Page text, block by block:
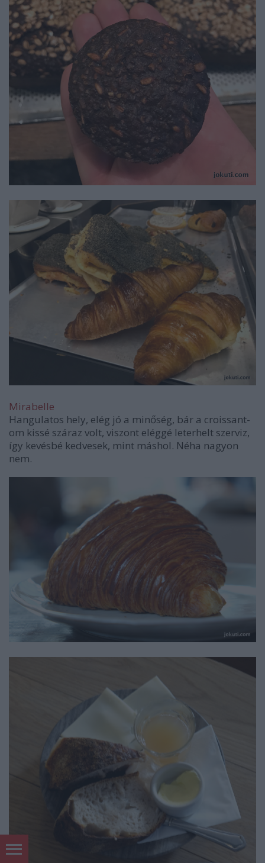
Mirabelle
Hangulatos hely, elég jó a minőség, bár a croissant-
om kissé száraz volt, viszont eléggé leterhelt szerviz,
így kevésbé kedvesek, mint máshol. Néha nagyon
nem.